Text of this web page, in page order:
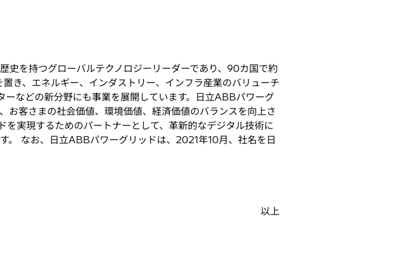
を持つグローバルテクノロジーリーダーであり、90カ国で約
き、エネルギー、インダストリー、インフラ産業のバリューチ
ーなどの新分野にも事業を展開しています。日立ABBパワーグ
お客さまの社会価値、環境価値、経済価値のバランスを向上さ
実現するためのパートナーとして、革新的なデジタル技術に
なお、日立ABBパワーグリッドは、2021年10月、社名を日
以上